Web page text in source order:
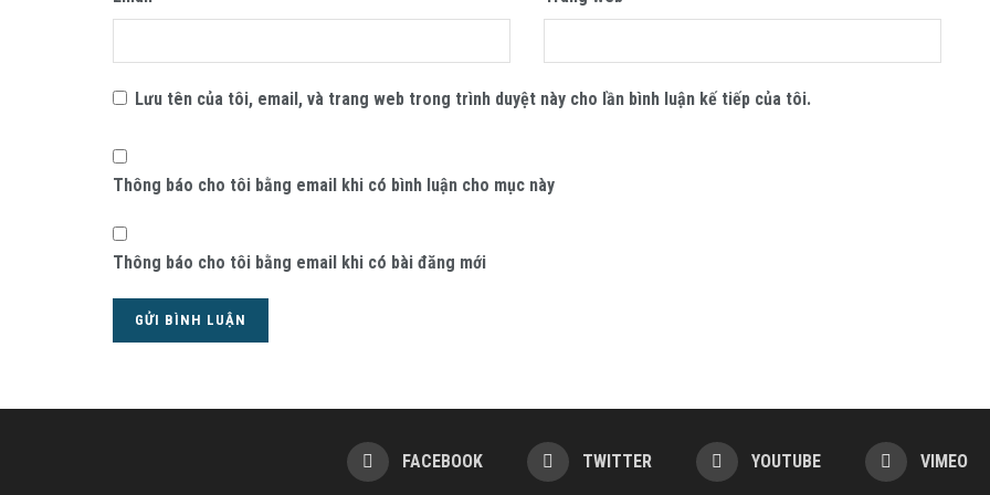
Lưu tên của tôi, email, và trang web trong trình duyệt này cho lần bình luận kế tiếp của tôi.
Thông báo cho tôi bằng email khi có bình luận cho mục này
Thông báo cho tôi bằng email khi có bài đăng mới
FACEBOOK TWITTER YOUTUBE VIMEO